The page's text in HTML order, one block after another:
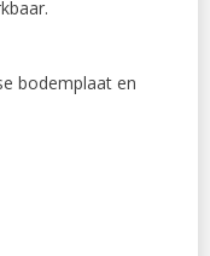
bodemplaat en